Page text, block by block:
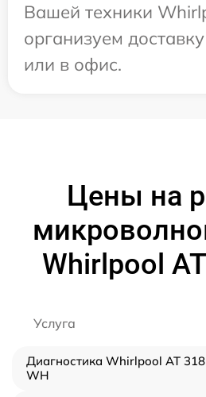
Вашей техники
организуем
или в офис.
Цены на
Whirlpool
Услуга
Диагностика Whirlpool AT 318
WH